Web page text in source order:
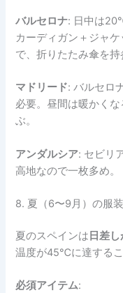
バルセロナ: 日中は
カーディガン＋ジャ
で、折りたたみ傘を持
マドリード: バルセロ
必要。昼間は暖かく
ぶ。
アンダルシア: セビリ
高地なので一枚多め。
8. 夏（6〜9月）の服装
夏のスペインは 日差
温度が45℃に達するこ
必須アイテム: